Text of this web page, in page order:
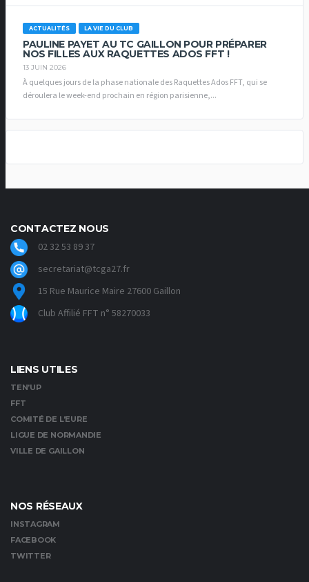
ACTUALITÉS LA VIE DU CLUB
PAULINE PAYET AU TC GAILLON POUR PRÉPARER
NOS FILLES AUX RAQUETTES ADOS FFT !
13 JUIN 2026
À quelques jours de la phase nationale des Raquettes Ados FFT, qui se
déroulera le week-end prochain en région parisienne,...
CONTACTEZ NOUS
02 32 53 89 37
secretariat@tcga27.fr
15 Rue Maurice Maire 27600 Gaillon
Club Affilié FFT n° 58270033
LIENS UTILES
TEN’UP
FFT
COMITÉ DE L’EURE
LIGUE DE NORMANDIE
VILLE DE GAILLON
NOS RÉSEAUX
INSTAGRAM
FACEBOOK
TWITTER